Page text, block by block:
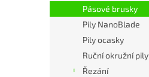
Pásové brusky
Pily NanoBlade
Pily ocasky
Ruční okružní pily
Řezání